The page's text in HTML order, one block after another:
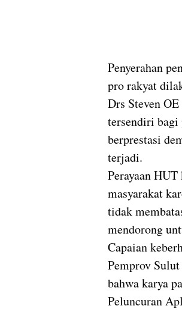
Penyerahan
pro rakyat
Drs Steven
tersendiri bagi
berprestasi
terjadi.
Perayaan
masyarakat
tidak
mendorong
Capaian
Pemprov
bahwa karya
Peluncuran